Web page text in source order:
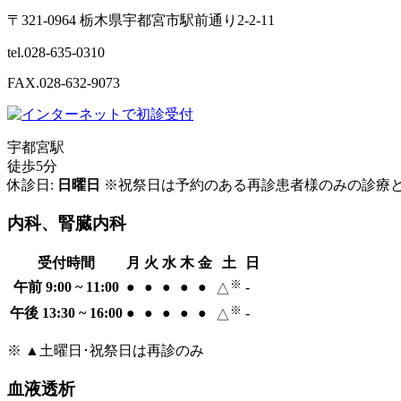
〒321-0964 栃木県宇都宮市駅前通り2-2-11
tel.028-635-0310
FAX.028-632-9073
宇都宮駅
徒歩5分
休診日: 日曜日 ※祝祭日は予約のある再診患者様のみの診療
内科、腎臓内科
受付時間 月 火 水 木 金 土
日
午前 9:00 ~ 11:00 ● ● ● ● ● △ ※ -
午後 13:30 ~ 16:00 ● ● ● ● ● △ ※ -
※ ▲土曜日･祝祭日は再診のみ
血液透析